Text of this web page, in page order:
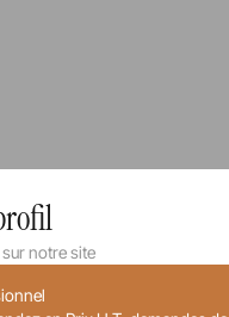
notre site